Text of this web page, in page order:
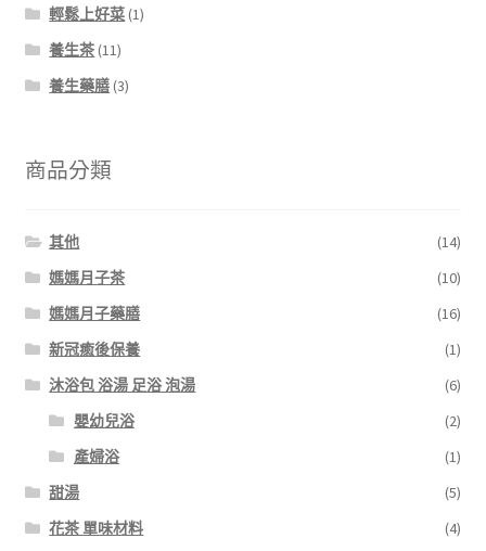
輕鬆上好菜 (1)
養生茶 (11)
養生藥膳 (3)
商品分類
其他
(14)
媽媽月子茶
(10)
媽媽月子藥膳
(16)
新冠癒後保養
(1)
沐浴包 浴湯 足浴 泡湯
(6)
嬰幼兒浴
(2)
產婦浴
(1)
甜湯
(5)
花茶 單味材料
(4)